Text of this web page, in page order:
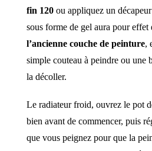
fin 120ou appliquez un
sous forme de gel aura pour effet
l’ancienne couche de peinture,
simple couteau à peindre ou une
la décoller.
Le radiateur froid, ouvrez le pot
bien avant de commencer, puis
que vous peignez pour que la